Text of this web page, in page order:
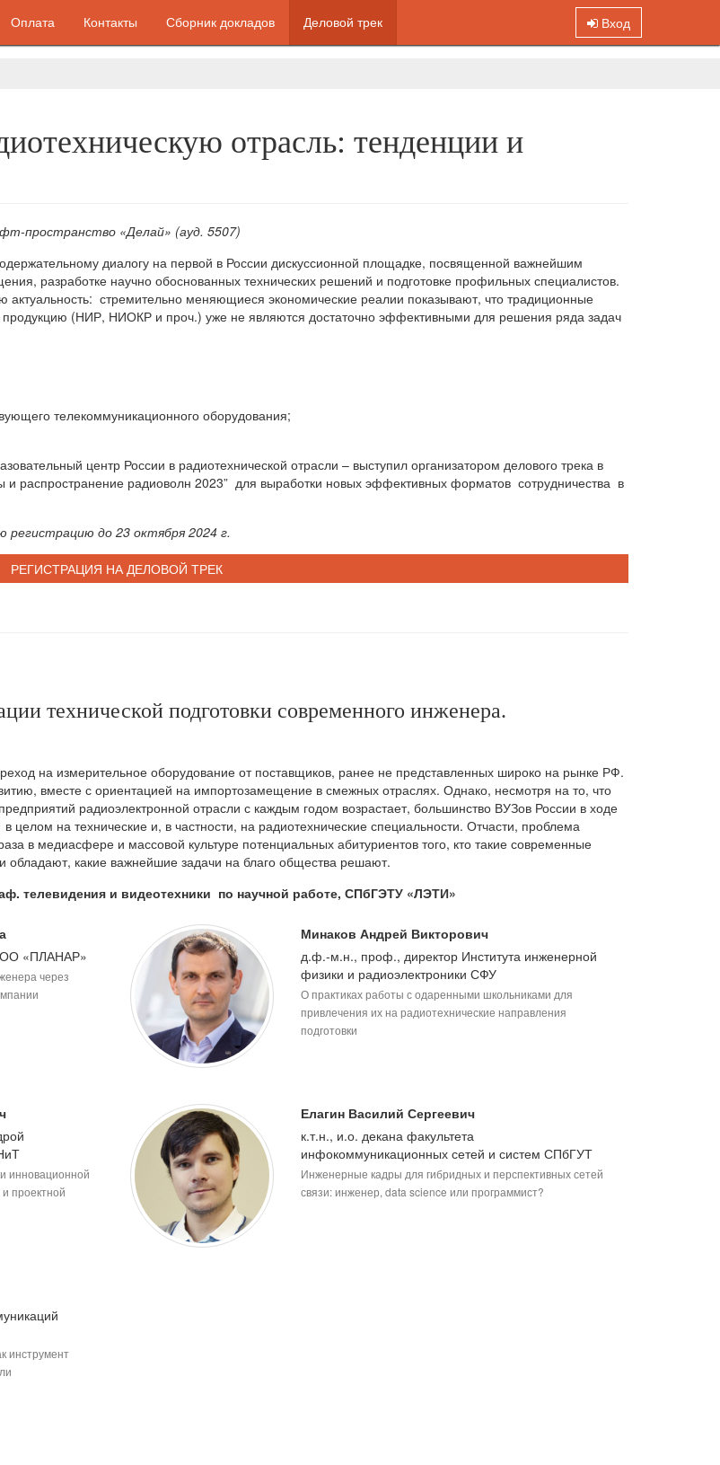
Оплата Контакты Сборник докладов Деловой трек Вход
отрасль: тенденции и
пространство «Делай» (ауд. 5507)
диалогу на первой в России дискуссионной площадке, посвященной важнейшим
разработке научно обоснованных технических решений и подготовке профильных специалистов.
актуальность: стремительно меняющиеся экономические реалии показывают, что традиционные
(НИР, НИОКР и проч.) уже не являются достаточно эффективными для решения ряда задач
телекоммуникационного оборудования;
центр России в радиотехнической отрасли – выступил организатором делового трека в
и распространение радиоволн 2023” для выработки новых эффективных форматов сотрудничества в
регистрацию до 23 октября 2024 г.
РЕГИСТРАЦИЯ НА ДЕЛОВОЙ ТРЕК
технической подготовки современного инженера.
на измерительное оборудование от поставщиков, ранее не представленных широко на рынке РФ.
вместе с ориентацией на импортозамещение в смежных отраслях. Однако, несмотря на то, что
радиоэлектронной отрасли с каждым годом возрастает, большинство ВУЗов России в ходе
на технические и, в частности, на радиотехнические специальности. Отчасти, проблема
в медиасфере и массовой культуре потенциальных абитуриентов того, кто такие современные
обладают, какие важнейшие задачи на благо общества решают.
телевидения и видеотехники по научной работе, СПбГЭТУ «ЛЭТИ»
«ПЛАНАР»
через
Минаков Андрей Викторович
д.ф.-м.н., проф., директор Института инженерной
физики и радиоэлектроники СФУ
О практиках работы с одаренными школьниками для
привлечения их на радиотехнические направления
подготовки
инновационной
проектной
Елагин Василий Сергеевич
к.т.н., и.о. декана факультета
инфокоммуникационных сетей и систем СПбГУТ
Инженерные кадры для гибридных и перспективных сетей
связи: инженер, data science или программист?
инструмент